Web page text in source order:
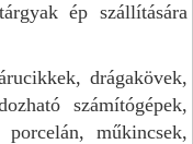
ép szállítására
drágakövek,
számítógépek,
műkincsek,